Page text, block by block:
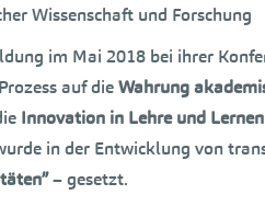
Wissenschaft und Forschung
im Mai 2018 bei ihrer
auf dieWahrung
Innovation in Lehre und Lernen
in der Entwicklung von
– gesetzt.